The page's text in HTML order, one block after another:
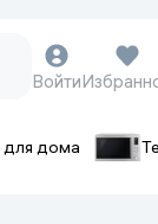
Войти
для дома